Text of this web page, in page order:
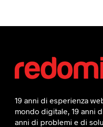
19 anni di esperienza
mondo digitale, 19 anni
anni di problemi e di